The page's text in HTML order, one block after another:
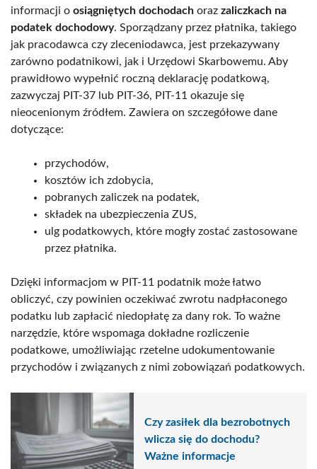
informacji o osiągniętych dochodach oraz zaliczkach na
podatek dochodowy. Sporządzany przez płatnika, takiego
jak pracodawca czy zleceniodawca, jest przekazywany
zarówno podatnikowi, jak i Urzędowi Skarbowemu. Aby
prawidłowo wypełnić roczną deklarację podatkową,
zazwyczaj PIT-37 lub PIT-36, PIT-11 okazuje się
nieocenionym źródłem. Zawiera on szczegółowe dane
dotyczące:
przychodów,
kosztów ich zdobycia,
pobranych zaliczek na podatek,
składek na ubezpieczenia ZUS,
ulg podatkowych, które mogły zostać zastosowane
przez płatnika.
Dzięki informacjom w PIT-11 podatnik może łatwo
obliczyć, czy powinien oczekiwać zwrotu nadpłaconego
podatku lub zapłacić niedopłatę za dany rok. To ważne
narzędzie, które wspomaga dokładne rozliczenie
podatkowe, umożliwiając rzetelne udokumentowanie
przychodów i związanych z nimi zobowiązań podatkowych.
Czy zasiłek dla bezrobotnych
wlicza się do dochodu?
Ważne informacje